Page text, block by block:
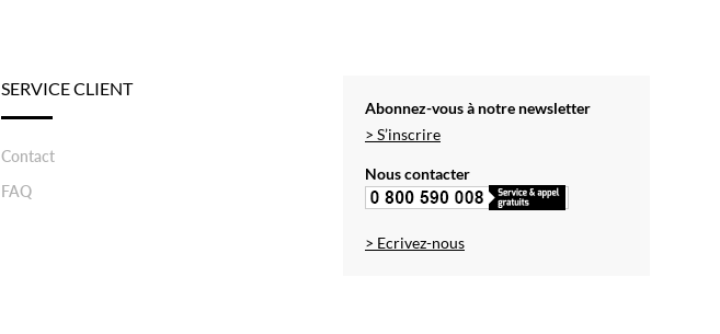
SERVICE CLIENT
Contact
FAQ
Abonnez-vous à notre newsletter
> S’inscrire
Nous contacter
> Ecrivez-nous